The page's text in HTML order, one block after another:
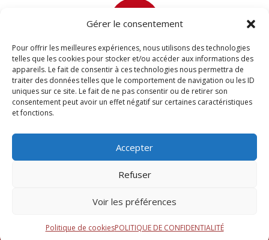
Gérer le consentement
Pour offrir les meilleures expériences, nous utilisons des technologies
telles que les cookies pour stocker et/ou accéder aux informations des
appareils. Le fait de consentir à ces technologies nous permettra de
traiter des données telles que le comportement de navigation ou les ID
uniques sur ce site. Le fait de ne pas consentir ou de retirer son
consentement peut avoir un effet négatif sur certaines caractéristiques
et fonctions.
Accepter
Refuser
Voir les préférences
Politique de cookiesPOLITIQUE DE CONFIDENTIALITÉ

contact@devisettravaux.fr
© 2026 M Development–Mentions légales